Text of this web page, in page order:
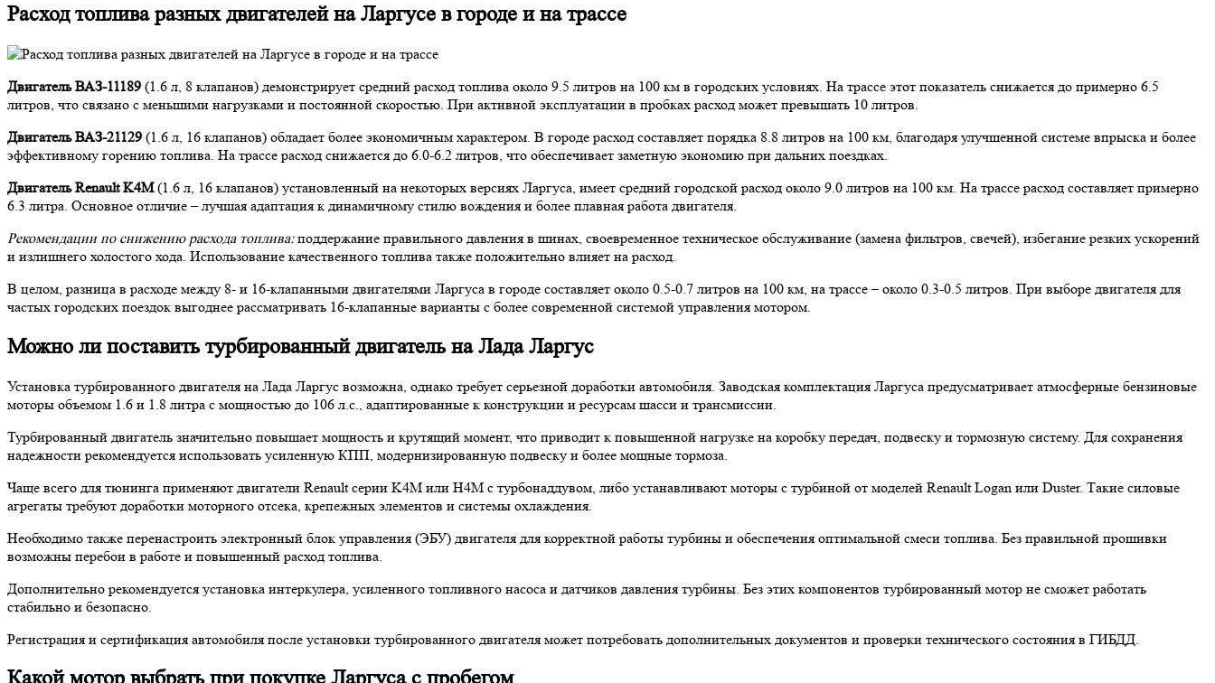
Расход топлива разных двигателей на Ларгусе в городе и на трассе
Двигатель ВАЗ-11189 (1.6 л, 8 клапанов) демонстрирует средний расход топлива около 9.5 литров на 100 км в городских условиях. На трассе этот показатель снижается до примерно 6.5
литров, что связано с меньшими нагрузками и постоянной скоростью. При активной эксплуатации в пробках расход может превышать 10 литров.
Двигатель ВАЗ-21129 (1.6 л, 16 клапанов) обладает более экономичным характером. В городе расход составляет порядка 8.8 литров на 100 км, благодаря улучшенной системе впрыска и более
эффективному горению топлива. На трассе расход снижается до 6.0-6.2 литров, что обеспечивает заметную экономию при дальних поездках.
Двигатель Renault K4M(1.6 л, 16 клапанов) установленный на некоторых версиях Ларгуса, имеет средний городской расход около 9.0 литров на 100 км. На трассе расход составляет примерно
6.3 литра. Основное отличие – лучшая адаптация к динамичному стилю вождения и более плавная работа двигателя.
Рекомендации по снижению расхода топлива:поддержание правильного давления в шинах, своевременное техническое обслуживание (замена фильтров, свечей), избегание резких ускорений
и излишнего холостого хода. Использование качественного топлива также положительно влияет на расход.
В целом, разница в расходе между 8- и 16-клапанными двигателями Ларгуса в городе составляет около 0.5-0.7 литров на 100 км, на трассе – около 0.3-0.5 литров. При выборе двигателя для
частых городских поездок выгоднее рассматривать 16-клапанные варианты с более современной системой управления мотором.
Можно ли поставить турбированный двигатель на Лада Ларгус
Установка турбированного двигателя на Лада Ларгус возможна, однако требует серьезной доработки автомобиля. Заводская комплектация Ларгуса предусматривает атмосферные бензиновые
моторы объемом 1.6 и 1.8 литра с мощностью до 106 л.с., адаптированные к конструкции и ресурсам шасси и трансмиссии.
Турбированный двигатель значительно повышает мощность и крутящий момент, что приводит к повышенной нагрузке на коробку передач, подвеску и тормозную систему. Для сохранения
надежности рекомендуется использовать усиленную КПП, модернизированную подвеску и более мощные тормоза.
Чаще всего для тюнинга применяют двигатели Renault серии K4M или H4M с турбонаддувом, либо устанавливают моторы с турбиной от моделей Renault Logan или Duster. Такие силовые
агрегаты требуют доработки моторного отсека, крепежных элементов и системы охлаждения.
Необходимо также перенастроить электронный блок управления (ЭБУ) двигателя для корректной работы турбины и обеспечения оптимальной смеси топлива. Без правильной прошивки
возможны перебои в работе и повышенный расход топлива.
Дополнительно рекомендуется установка интеркулера, усиленного топливного насоса и датчиков давления турбины. Без этих компонентов турбированный мотор не сможет работать
стабильно и безопасно.
Регистрация и сертификация автомобиля после установки турбированного двигателя может потребовать дополнительных документов и проверки технического состояния в ГИБДД.